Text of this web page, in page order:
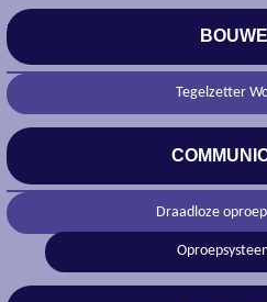
Tegelzetter
Draadloze